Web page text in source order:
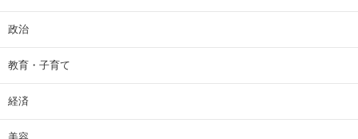
政治
教育・子育て
経済